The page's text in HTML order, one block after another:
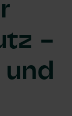
–
und